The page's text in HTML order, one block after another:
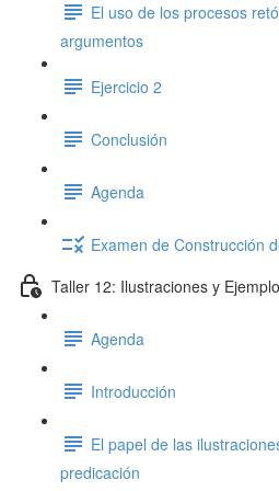
El uso de los procesos
argumentos
Ejercicio 2
Conclusión
Agenda
Examen de Construcción
Taller 12: Ilustraciones y
Agenda
Introducción
El papel de las
predicación